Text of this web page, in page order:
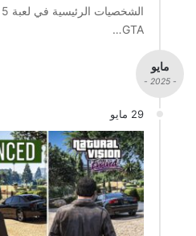
GTA…
مايو
- 2025 -
29 مايو